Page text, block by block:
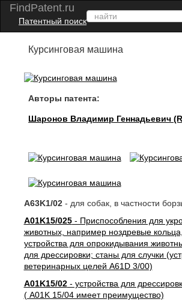
FindPatent.ru
Патентный поиск
Курсинговая машина
Авторы патента:
Шаронов Владимир Геннадьевич
A63K1/02- для собак, в частности
A01K15/025- Приспособления для
животных, например ноздревые
устройства для опрокидывания
для дрессировки; станы для случки
ветеринарных целей A61D 3/00)
A01K15/02- устройства для
( A01K 15/04 имеет преимущество)